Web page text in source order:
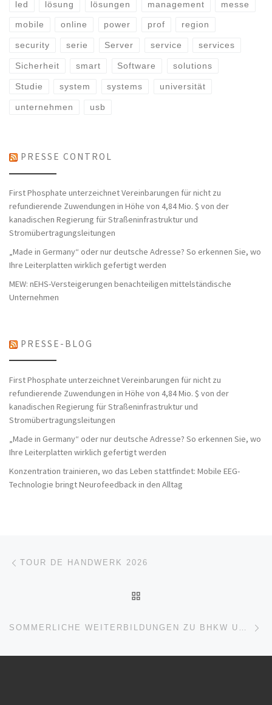
led lösung lösungen management messe
mobile online power prof region
security serie Server service services
Sicherheit smart Software solutions
Studie system systems universität
unternehmen usb
PRESSE CONTROL
First Phosphate unterzeichnet Vereinbarungen für nicht zu
refundierende Zuwendungen in Höhe von 4,84 Mio. $ von der
kanadischen Regierung für Straßeninfrastruktur und
Stromübertragungsleitungen
„Made in Germany“ oder nur deutsche Adresse? So erkennen Sie, wo
Ihre Leiterplatten wirklich gefertigt werden
MEW: nEHS-Versteigerungen benachteiligen mittelständische
Unternehmen
PRESSE-BLOG
First Phosphate unterzeichnet Vereinbarungen für nicht zu
refundierende Zuwendungen in Höhe von 4,84 Mio. $ von der
kanadischen Regierung für Straßeninfrastruktur und
Stromübertragungsleitungen
„Made in Germany“ oder nur deutsche Adresse? So erkennen Sie, wo
Ihre Leiterplatten wirklich gefertigt werden
Konzentration trainieren, wo das Leben stattfindet: Mobile EEG-
Technologie bringt Neurofeedback in den Alltag
Beitragsnavigation
TOUR DE HANDWERK 2026
SOMMERLICHE WEITERBILDUNGEN ZU BHKW UND GROSSWÄRMEPUMPEN